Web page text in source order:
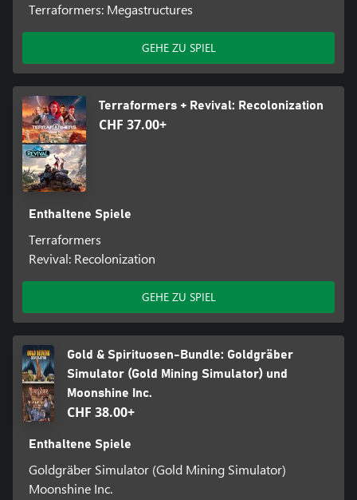
Terraformers: Megastructures
GEHE ZU SPIEL
Terraformers + Revival: Recolonization
CHF 37.00+
Enthaltene Spiele
Terraformers
Revival: Recolonization
GEHE ZU SPIEL
Gold & Spirituosen-Bundle: Goldgräber
Simulator (Gold Mining Simulator) und
Moonshine Inc.
CHF 38.00+
Enthaltene Spiele
Goldgräber Simulator (Gold Mining Simulator)
Moonshine Inc.